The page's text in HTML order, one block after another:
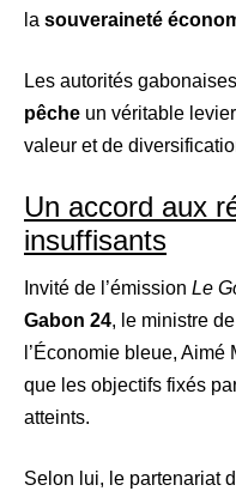
la souveraineté
Les autorités
pêche un véritable
valeur et de
Un accord aux
insuffisants
Invité de l’émission Le
Gabon 24, le ministre
l’Économie bleue,
que les objectifs fixés
atteints.
Selon lui, le partenariat